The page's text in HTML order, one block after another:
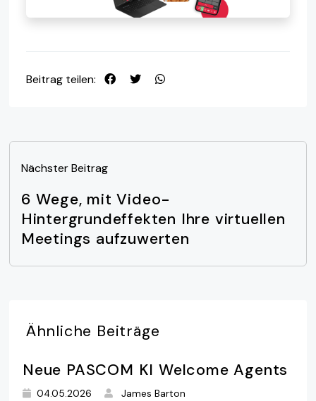
Beitrag teilen:
Nächster Beitrag
6 Wege, mit Video-
Hintergrundeffekten Ihre virtuellen
Meetings aufzuwerten
Ähnliche Beiträge
Neue PASCOM KI Welcome Agents
04.05.2026 James Barton